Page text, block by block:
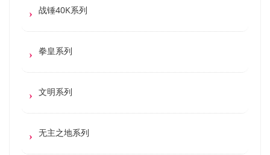
战锤40K系列
拳皇系列
文明系列
无主之地系列